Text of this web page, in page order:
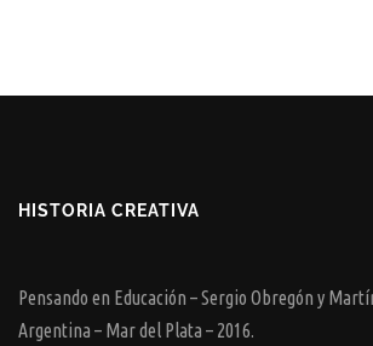
HISTORIA CREATIVA
Pensando en Educación – Sergio Obregón y
Argentina – Mar del Plata – 2016.